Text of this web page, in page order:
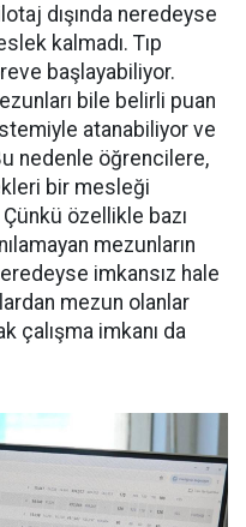
dışında neredeyse
kalmadı. Tıp
başlayabiliyor.
bile belirli puan
atanabiliyor ve
nedenle öğrencilere,
bir mesleği
özellikle bazı
mezunların
imkansız hale
mezun olanlar
çalışma imkanı da